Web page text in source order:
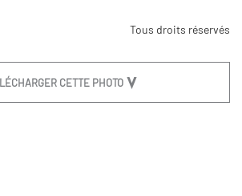
Tous droits réservés
CETTE PHOTO